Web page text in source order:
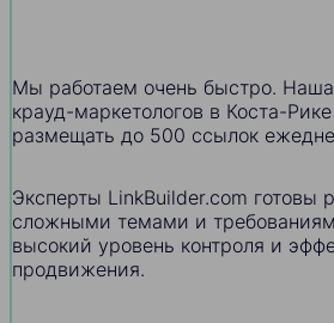
Мы работаем очень быстро.
крауд-маркетологов в Коста-
размещать до 500 ссылок
Эксперты LinkBuilder.com готовы
сложными темами и
высокий уровень контроля и
продвижения.